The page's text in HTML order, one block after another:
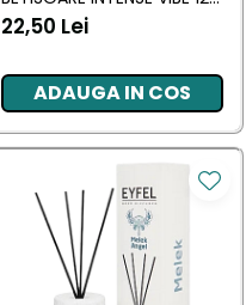
ML
22,50 Lei
ADAUGA IN COS